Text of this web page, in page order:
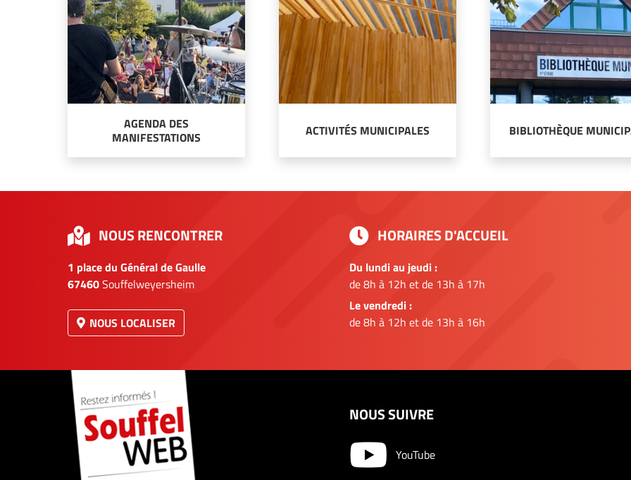
AGENDA DES
MANIFESTATIONS
ACTIVITÉS MUNICIPALES BIBLIOTHÈQUE
NOUS RENCONTRER
1 place du Général de Gaulle
67460Souffelweyersheim
NOUS LOCALISER
HORAIRES D'ACCUEIL
Du lundi au jeudi :
de 8h à 12h et de 13h à 17h
Le vendredi :
de 8h à 12h et de 13h à 16h
NOUS SUIVRE
YouTube